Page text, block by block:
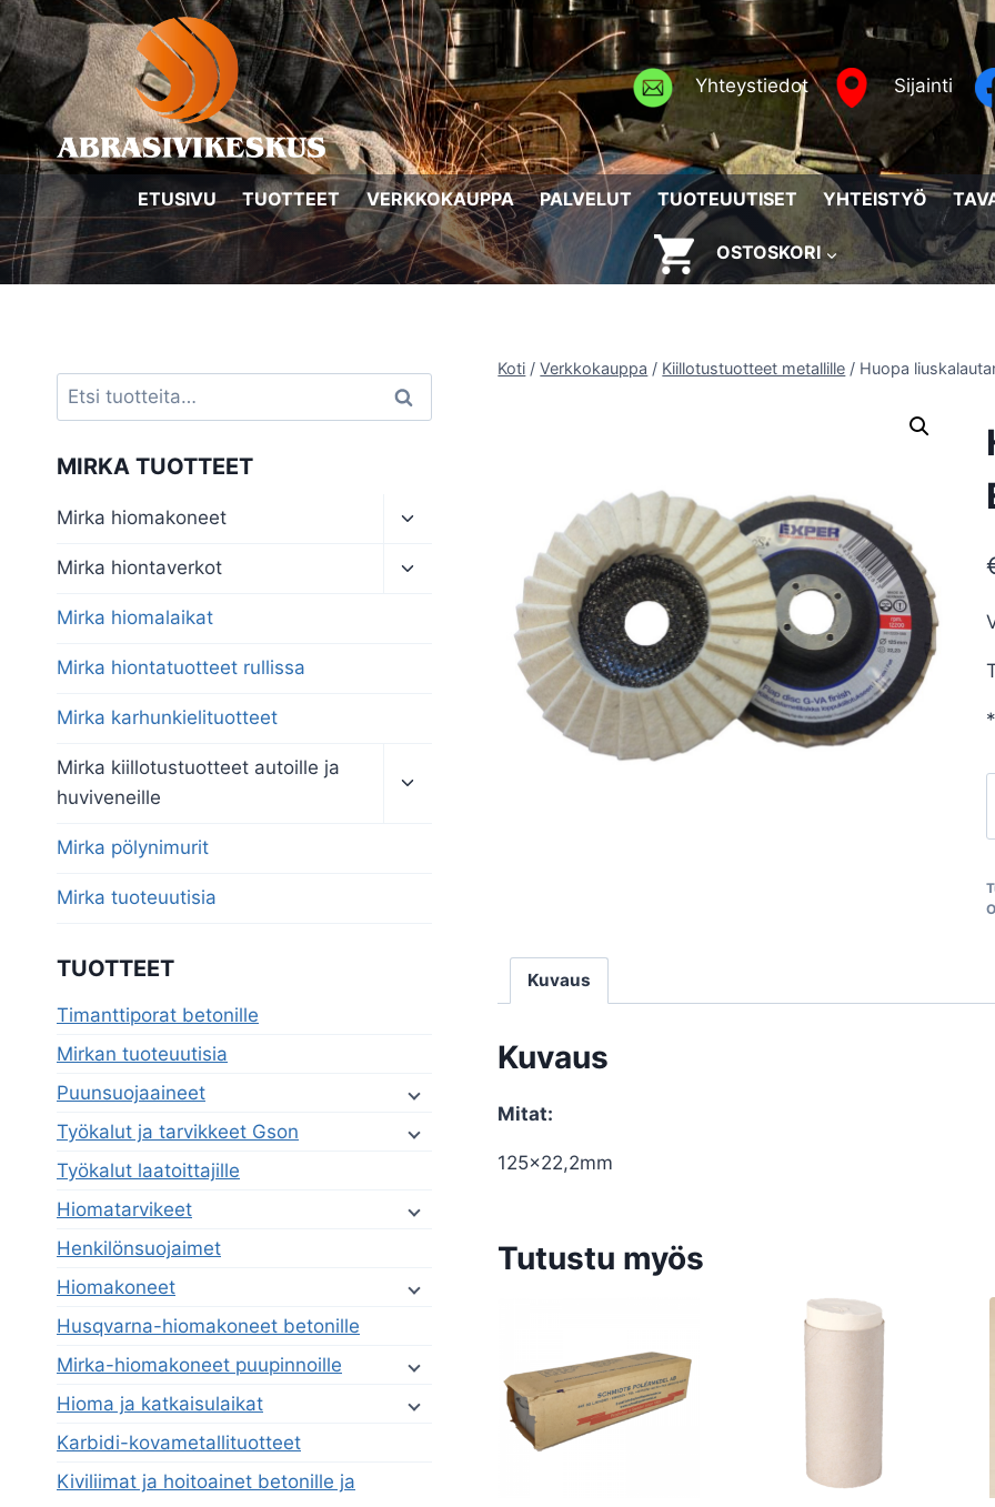
Siirry
sisältöön
Yhteystiedot
Sijainti
ETUSIVU TUOTTEET VERKKOKAUPPA PALVELUT TUOTEUUTISET YHTEISTYÖ
OSTOSKORI
Koti / Verkkokauppa / Kiillotustuotteet metallille / Huopa
Kuvaus
Kuvaus
Mitat:
125×22,2mm
Tutustu myös
Etsi: Haku
MIRKA TUOTTEET
Mirka hiomakoneet
Toggle
menu
Mirka hiontaverkot
Toggle
Mirka hiomalaikat
Mirka hiontatuotteet rullissa
Mirka karhunkielituotteet
Mirka kiillotustuotteet autoille ja
huviveneille
child
Mirka pölynimurit
Mirka tuoteuutisia
TUOTTEET
Timanttiporat betonille
Mirkan tuoteuutisia
Puunsuojaaineet
Työkalut ja tarvikkeet Gson
Työkalut laatoittajille
Hiomatarvikeet
Henkilönsuojaimet
Hiomakoneet
Husqvarna-hiomakoneet betonille
Mirka-hiomakoneet puupinnoille
Hioma ja katkaisulaikat
Karbidi-kovametallituotteet
Kiviliimat ja hoitoainet betonille ja